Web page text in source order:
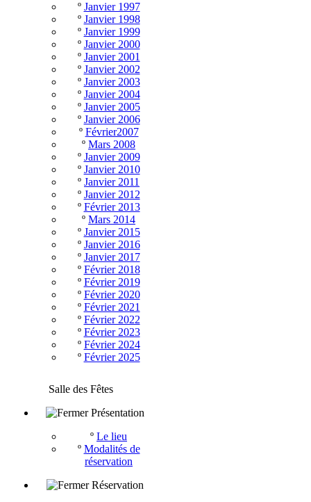
º Janvier 1997
º Janvier 1998
º Janvier 1999
º Janvier 2000
º Janvier 2001
º Janvier 2002
º Janvier 2003
º Janvier 2004
º Janvier 2005
º Janvier 2006
º Février2007
º Mars 2008
º Janvier 2009
º Janvier 2010
º Janvier 2011
º Janvier 2012
º Février 2013
º Mars 2014
º Janvier 2015
º Janvier 2016
º Janvier 2017
º Février 2018
º Février 2019
º Février 2020
º Février 2021
º Février 2022
º Février 2023
º Février 2024
º Février 2025
Salle des Fêtes
Présentation
º Le lieu
º Modalités de
réservation
Réservation